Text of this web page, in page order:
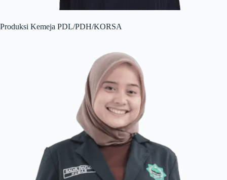
Produksi Kemeja PDL/PDH/KORSA